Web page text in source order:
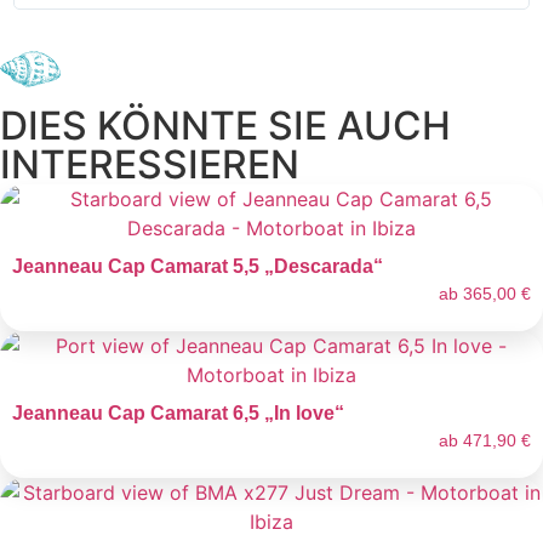
DIES KÖNNTE SIE AUCH
INTERESSIEREN
Jeanneau Cap Camarat 5,5 „Descarada“
ab 365,00 €
Jeanneau Cap Camarat 6,5 „In love“
ab 471,90 €